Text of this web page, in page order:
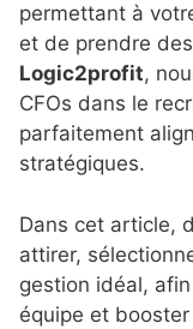
permettant à
et de prendre
Logic2profit,
CFOs dans le
parfaitement
stratégiques.
Dans cet article,
attirer,
gestion idéal,
équipe et